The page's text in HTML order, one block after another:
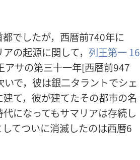
でしたが，西暦前740年に
の起源に関して， 列王第一 16
アサの第三十一年[西暦前947
で，彼は銀二タラントでシェ
て，彼が建てたその都市の名
になってもサマリアは存続し
てついに消滅したのは西暦6